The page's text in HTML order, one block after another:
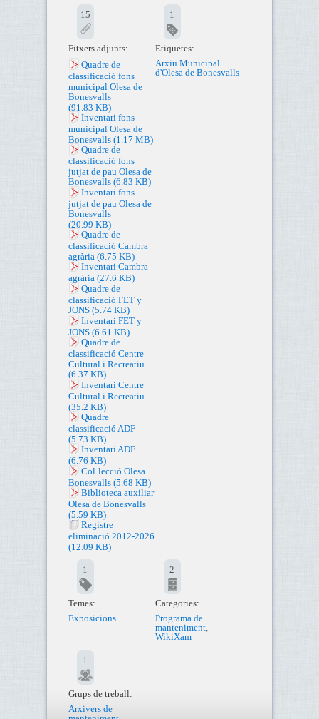
15
Fitxers adjunts:
Quadre de
classificació fons
municipal Olesa de
Bonesvalls
(91.83 KB)
Inventari fons
municipal Olesa de
Bonesvalls (1.17 MB)
Quadre de
classificació fons
jutjat de pau Olesa de
Bonesvalls (6.83 KB)
Inventari fons
jutjat de pau Olesa de
Bonesvalls
(20.99 KB)
Quadre de
classificació Cambra
agrària (6.75 KB)
Inventari Cambra
agrària (27.6 KB)
Quadre de
classificació FET y
JONS (5.74 KB)
Inventari FET y
JONS (6.61 KB)
Quadre de
classificació Centre
Cultural i Recreatiu
(6.37 KB)
Inventari Centre
Cultural i Recreatiu
(35.2 KB)
Quadre
classificació ADF
(5.73 KB)
Inventari ADF
(6.76 KB)
Col·lecció Olesa
Bonesvalls (5.68 KB)
Biblioteca auxiliar
Olesa de Bonesvalls
(5.59 KB)
Registre
eliminació 2012-2026
(12.09 KB)
1
Etiquetes:
Arxiu Municipal
d'Olesa de Bonesvalls
1
Temes:
Exposicions
2
Categories:
Programa de
manteniment,
WikiXam
1
Grups de treball:
Arxivers de